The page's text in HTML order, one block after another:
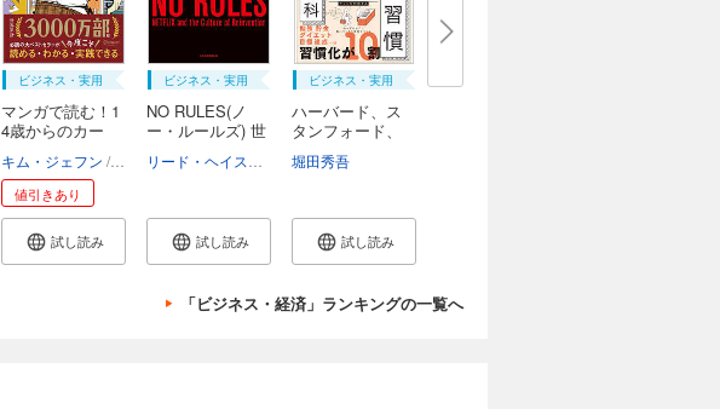
ビジネス・実用
マンガで読む！1
4歳からのカー
キム・ジェフン デール・カーネギー・東京・トレーニング
値引きあり
試し読み
ビジネス・実用
NO RULES(ノ
ー・ルールズ) 世
エリン・メイヤー
試し読み
ビジネス・実用
ハーバード、ス
タンフォード、
堀田秀吾
試し読み
「ビジネス・経済」ランキングの一覧へ